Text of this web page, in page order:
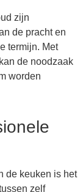
zijn
de pracht en
termijn. Met
de noodzaak
worden
de keuken is het
zelf